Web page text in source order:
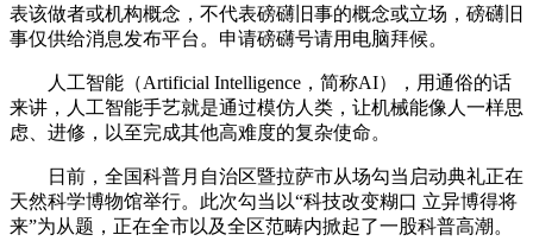
表该做者或机构概念，不代表磅礴旧事的概念或立场，磅礴旧
事仅供给消息发布平台。申请磅礴号请用电脑拜候。
人工智能（Artificial Intelligence，简称AI），用通俗的话
来讲，人工智能手艺就是通过模仿人类，让机械能像人一样思
虑、进修，以至完成其他高难度的复杂使命。
日前，全国科普月自治区暨拉萨市从场勾当启动典礼正在
天然科学博物馆举行。此次勾当以“科技改变糊口 立异博得将
来”为从题，正在全市以及全区范畴内掀起了一股科普高潮。